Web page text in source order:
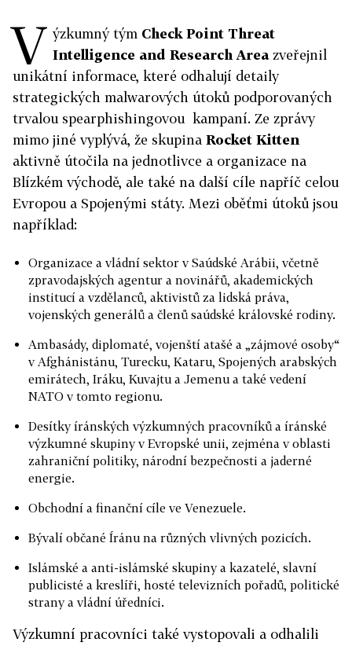
V ýzkumný tým Check Point Threat
Intelligence and Research Areazveřejnil
unikátní informace, které odhalují detaily
strategických malwarových útoků podporovaných
trvalou spearphishingovou kampaní. Ze zprávy
mimo jiné vyplývá, že skupina Rocket Kitten
aktivně útočila na jednotlivce a organizace na
Blízkém východě, ale také na další cíle napříč celou
Evropou a Spojenými státy. Mezi oběťmi útoků jsou
například:
Organizace a vládní sektor v Saúdské Arábii, včetně
zpravodajských agentur a novinářů, akademických
institucí a vzdělanců, aktivistů za lidská práva,
vojenských generálů a členů saúdské královské rodiny.
Ambasády, diplomaté, vojenští atašé a „zájmové osoby“
v Afghánistánu, Turecku, Kataru, Spojených arabských
emirátech, Iráku, Kuvajtu a Jemenu a také vedení
NATO v tomto regionu.
Desítky íránských výzkumných pracovníků a íránské
výzkumné skupiny v Evropské unii, zejména v oblasti
zahraniční politiky, národní bezpečnosti a jaderné
energie.
Obchodní a finanční cíle ve Venezuele.
Bývalí občané Íránu na různých vlivných pozicích.
Islámské a anti-islámské skupiny a kazatelé, slavní
publicisté a kreslíři, hosté televizních pořadů, politické
strany a vládní úředníci.
Výzkumní pracovníci také vystopovali a odhalili